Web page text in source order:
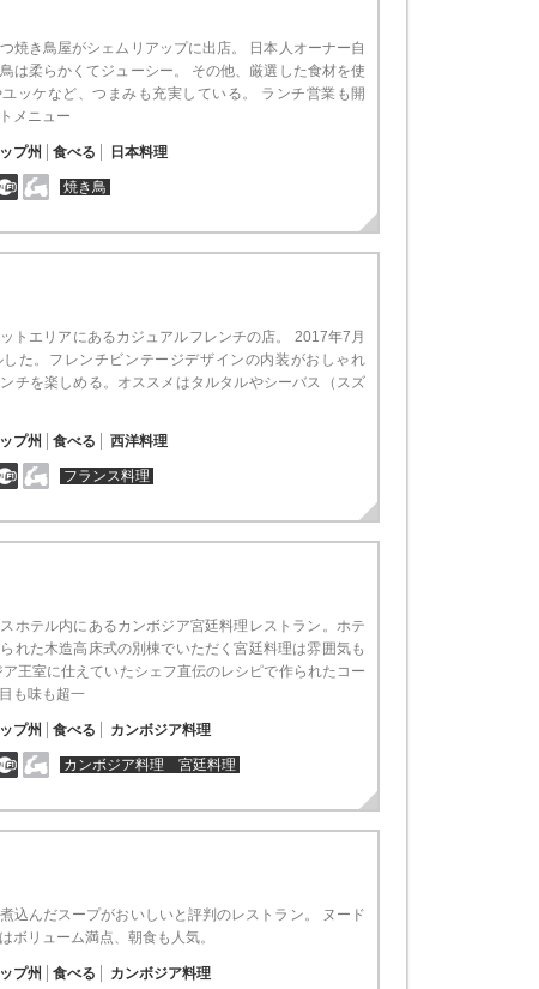
焼き鳥屋がシェムリアップに出店。 日本人オーナー自
は柔らかくてジューシー。 その他、厳選した食材を使
ッケなど、つまみも充実している。 ランチ営業も開
メニュー
プ州 食べる 日本料理
焼き鳥
トエリアにあるカジュアルフレンチの店。 2017年7月
た。フレンチビンテージデザインの内装がおしゃれ
チを楽しめる。オススメはタルタルやシーバス（スズ
プ州 食べる 西洋料理
フランス料理
ホテル内にあるカンボジア宮廷料理レストラン。ホテ
れた木造高床式の別棟でいただく宮廷料理は雰囲気も
王室に仕えていたシェフ直伝のレシピで作られたコー
も味も超一
プ州 食べる カンボジア料理
カンボジア料理 宮廷料理
込んだスープがおいしいと評判のレストラン。 ヌード
ボリューム満点、朝食も人気。
プ州 食べる カンボジア料理